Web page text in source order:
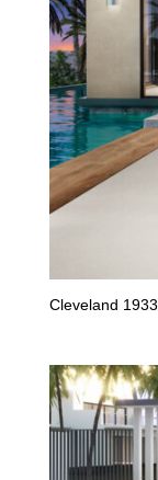
Cleveland 1933